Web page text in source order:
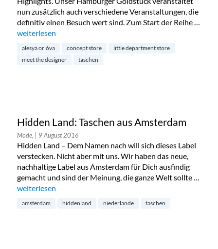
nun zusätzlich auch verschiedene Veranstaltungen, die
definitiv einen Besuch wert sind. Zum Start der Reihe …
„Meet The Designer: Alesya Orlóva in Eppendorf“
weiterlesen
alesya orlóva concept store
little department store
meet the designer
taschen
Hidden Land: Taschen aus Amsterdam
Mode, | 9 August 2016
Hidden Land – Dem Namen nach will sich dieses Label
verstecken. Nicht aber mit uns. Wir haben das neue,
nachhaltige Label aus Amsterdam für Dich ausfindig
gemacht und sind der Meinung, die ganze Welt sollte …
„Hidden Land: Taschen aus Amsterdam“
weiterlesen
amsterdam hiddenland niederlande taschen